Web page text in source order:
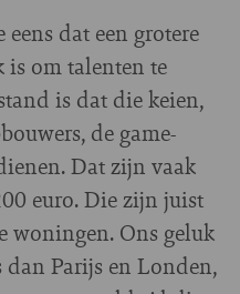
eens dat een grotere
om talenten te
is dat die keien,
de game-
Dat zijn vaak
euro. Die zijn juist
woningen. Ons geluk
Parijs en Londen,